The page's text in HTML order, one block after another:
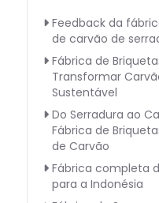
Feedback da
de carvão de
Fábrica de
Transformar
Sustentável
Do Serradura ao
Fábrica de
de Carvão
Fábrica completa
para a Indonésia